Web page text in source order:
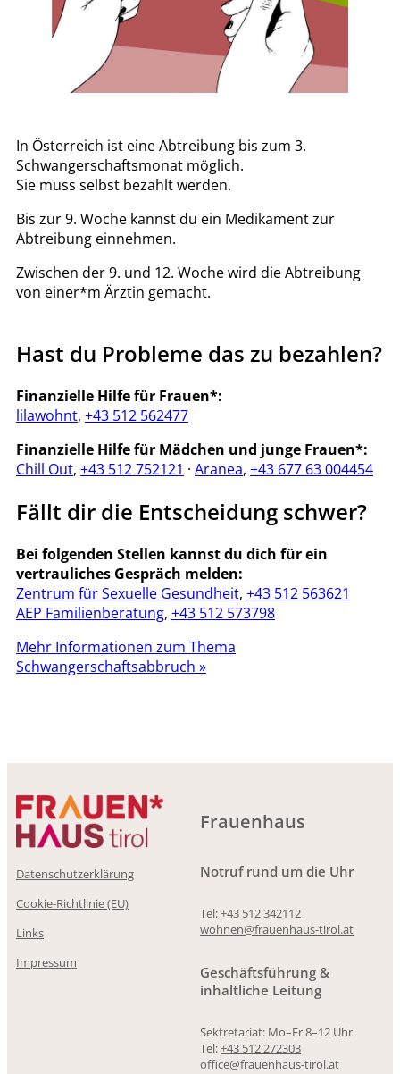
In Österreich ist eine Abtreibung bis zum 3.
Schwangerschaftsmonat möglich.
Sie muss selbst bezahlt werden.
Bis zur 9. Woche kannst du ein Medikament zur
Abtreibung einnehmen.
Zwischen der 9. und 12. Woche wird die Abtreibung
von einer*m Ärztin gemacht.
Hast du Probleme das zu bezahlen?
Finanzielle Hilfe für Frauen*:
lilawohnt, +43 512 562477
Finanzielle Hilfe für Mädchen und junge Frauen*:
Chill Out, +43 512 752121 · Aranea, +43 677 63 004454
Fällt dir die Entscheidung schwer?
Bei folgenden Stellen kannst du dich für ein
vertrauliches Gespräch melden:
Zentrum für Sexuelle Gesundheit, +43 512 563621
AEP Familienberatung, +43 512 573798
Mehr Informationen zum Thema
Schwangerschaftsabbruch »
Datenschutzerklärung
Cookie-Richtlinie (EU)
Links
Impressum
Frauenhaus
Notruf rund um die Uhr
Tel:+43 512 342112
wohnen@frauenhaus-tirol.at
Geschäftsführung &
inhaltliche Leitung
Sektretariat: Mo–Fr 8–12 Uhr
Tel:+43 512 272303
office@frauenhaus-tirol.at